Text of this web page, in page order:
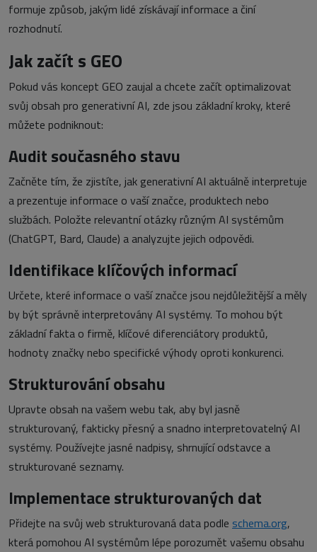
formuje způsob, jakým lidé získávají informace a činí
rozhodnutí.
Jak začít s GEO
Pokud vás koncept GEO zaujal a chcete začít optimalizovat
svůj obsah pro generativní AI, zde jsou základní kroky, které
můžete podniknout:
Audit současného stavu
Začněte tím, že zjistíte, jak generativní AI aktuálně interpretuje
a prezentuje informace o vaší značce, produktech nebo
službách. Položte relevantní otázky různým AI systémům
(ChatGPT, Bard, Claude) a analyzujte jejich odpovědi.
Identifikace klíčových informací
Určete, které informace o vaší značce jsou nejdůležitější a měly
by být správně interpretovány AI systémy. To mohou být
základní fakta o firmě, klíčové diferenciátory produktů,
hodnoty značky nebo specifické výhody oproti konkurenci.
Strukturování obsahu
Upravte obsah na vašem webu tak, aby byl jasně
strukturovaný, fakticky přesný a snadno interpretovatelný AI
systémy. Používejte jasné nadpisy, shrnující odstavce a
strukturované seznamy.
Implementace strukturovaných dat
Přidejte na svůj web strukturovaná data podle schema.org,
která pomohou AI systémům lépe porozumět vašemu obsahu